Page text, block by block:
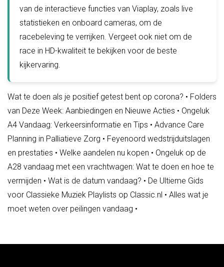
van de interactieve functies van Viaplay, zoals live
statistieken en onboard cameras, om de
racebeleving te verrijken. Vergeet ook niet om de
race in HD-kwaliteit te bekijken voor de beste
kijkervaring.
Wat te doen als je positief getest bent op corona? • Folders
van Deze Week: Aanbiedingen en Nieuwe Acties • Ongeluk
A4 Vandaag: Verkeersinformatie en Tips • Advance Care
Planning in Palliatieve Zorg • Feyenoord wedstrijduitslagen
en prestaties • Welke aandelen nu kopen • Ongeluk op de
A28 vandaag met een vrachtwagen: Wat te doen en hoe te
vermijden • Wat is de datum vandaag? • De Ultieme Gids
voor Classieke Muziek Playlists op Classic.nl • Alles wat je
moet weten over peilingen vandaag •